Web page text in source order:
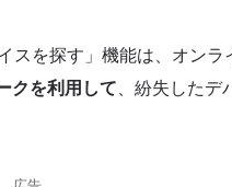
を探す」機能は、オンラ
クを利用して 、紛失した